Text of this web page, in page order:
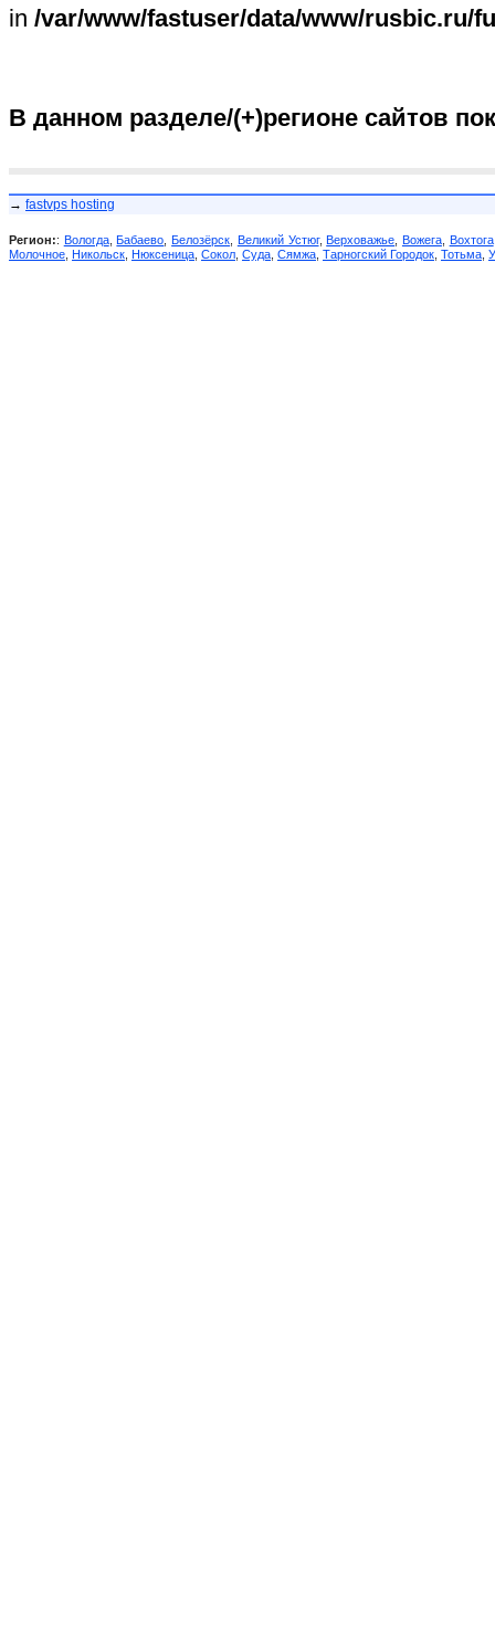
in /var/www/fastuser/data/www/rusbic.ru/
В данном разделе/(+)регионе сайтов
→ fastvps hosting
Регион:: Вологда,Бабаево ,Белозёрск Великий Устюг,Верховажье Вожега, Вохтога
Молочное Никольск Нюксеница Сокол Суда Сямжа Тарногский Городок Тотьма